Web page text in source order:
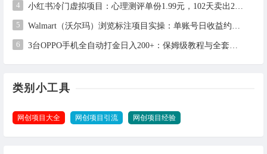
4 小红书冷门虚拟项目：心理测评单份1.99元，102天卖出2.4万份，月入1万+
5 Walmart（沃尔玛）浏览标注项目实操：单账号日收益约3美金，电脑可多开
6 3台OPPO手机全自动打金日入200+：保姆级教程与全套工具详解
类别小工具
网创项目大全 网创项目引流 网创项目经验